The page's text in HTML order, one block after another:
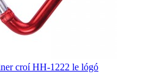
croí HH-1222 le lógó